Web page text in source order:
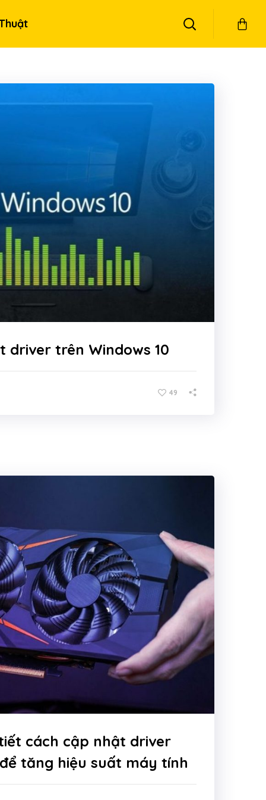
driver trên Windows 10
49
cách cập nhật driver
tăng hiệu suất máy tính